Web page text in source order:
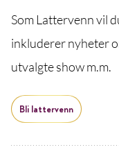
Som Lattervenn vil
inkluderer nyheter
utvalgte show m.m.
Bli lattervenn